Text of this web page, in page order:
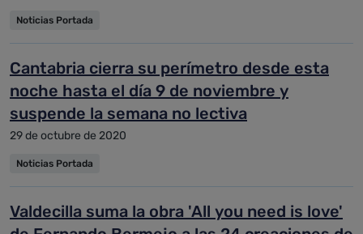
Noticias Portada
Cantabria cierra su perímetro desde esta
noche hasta el día 9 de noviembre y
suspende la semana no lectiva
29 de octubre de 2020
Noticias Portada
Valdecilla suma la obra 'All you need is love'